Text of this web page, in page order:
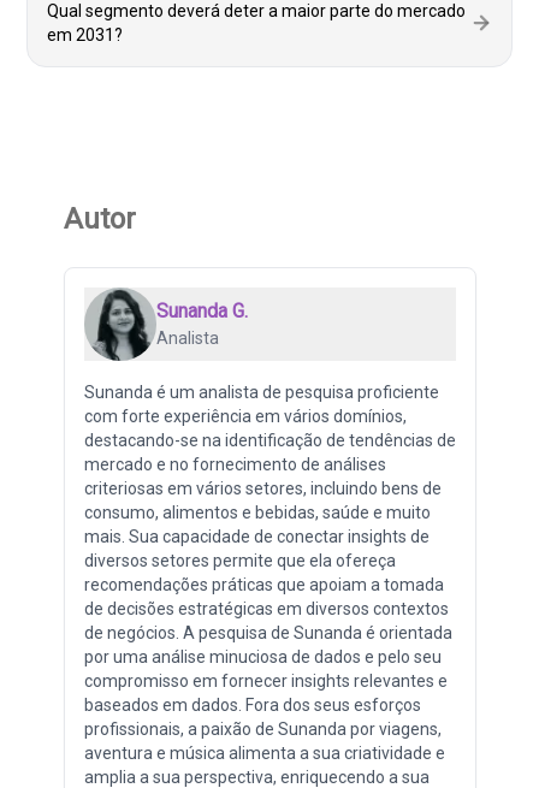
Qual segmento deverá deter a maior parte do mercado
em 2031?
Autor
Sunanda G.
Analista
Sunanda é um analista de pesquisa proficiente
com forte experiência em vários domínios,
destacando-se na identificação de tendências de
mercado e no fornecimento de análises
criteriosas em vários setores, incluindo bens de
consumo, alimentos e bebidas, saúde e muito
mais. Sua capacidade de conectar insights de
diversos setores permite que ela ofereça
recomendações práticas que apoiam a tomada
de decisões estratégicas em diversos contextos
de negócios. A pesquisa de Sunanda é orientada
por uma análise minuciosa de dados e pelo seu
compromisso em fornecer insights relevantes e
baseados em dados. Fora dos seus esforços
profissionais, a paixão de Sunanda por viagens,
aventura e música alimenta a sua criatividade e
amplia a sua perspectiva, enriquecendo a sua